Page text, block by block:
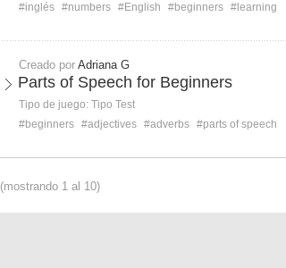
#inglés #numbers #English #beginners #learning
Creado por Adriana G
Parts of Speech for Beginners
Tipo de juego: Tipo Test
#beginners #adjectives #adverbs #parts of speech
(mostrando 1 al 10)